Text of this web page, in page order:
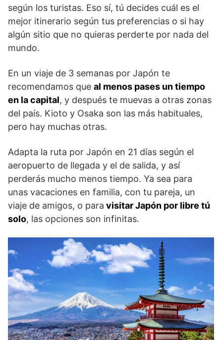
según los turistas. Eso sí, tú decides cuál es el
mejor itinerario según tus preferencias o si hay
algún sitio que no quieras perderte por nada del
mundo.
En un viaje de 3 semanas por Japón te
recomendamos que al menos pases un tiempo
en la capital, y después te muevas a otras zonas
del país. Kioto y Osaka son las más habituales,
pero hay muchas otras.
Adapta la ruta por Japón en 21 días según el
aeropuerto de llegada y el de salida, y así
perderás mucho menos tiempo. Ya sea para
unas vacaciones en familia, con tu pareja, un
viaje de amigos, o para visitar Japón por libre tú
solo, las opciones son infinitas.